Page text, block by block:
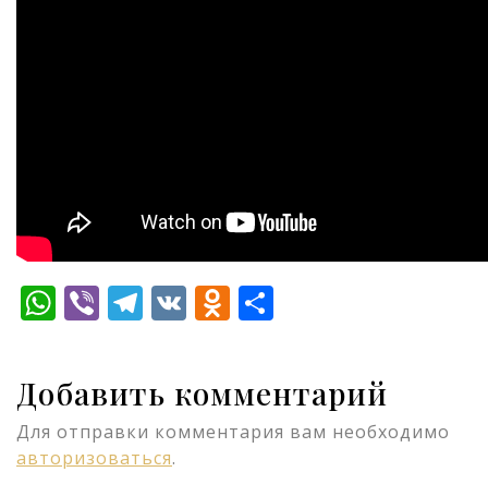
WhatsApp
ViberTelegram
VKOdnoklassniki
Добавить комментарий
Для отправки комментария вам необходимо
авторизоваться.